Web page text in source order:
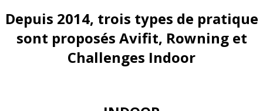
Depuis 2014, trois types de pratique
sont proposés Avifit, Rowning et
Challenges Indoor